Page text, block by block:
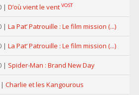
| D’où vient le vent VOST
| La Pat’ Patrouille : Le film mission (...)
| La Pat’ Patrouille : Le film mission (...)
| Spider-Man : Brand New Day
Charlie et les Kangourous